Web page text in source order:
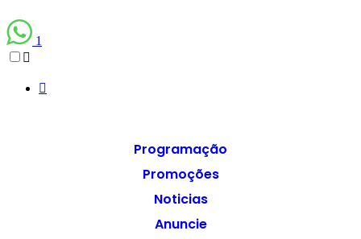
1
Programação
Promoções
Noticias
Anuncie